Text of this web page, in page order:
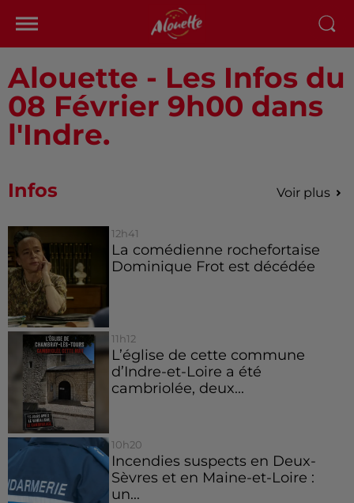
Alouette - Les Infos du
08 Février 9h00 dans
l'Indre.
Infos Voir plus
12h41
La comédienne rochefortaise
Dominique Frot est décédée
11h12
L’église de cette commune
d’Indre-et-Loire a été
cambriolée, deux...
10h20
Incendies suspects en Deux-
Sèvres et en Maine-et-Loire :
un...